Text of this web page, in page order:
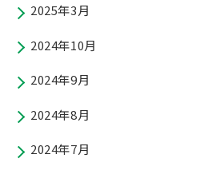
2025年3月
2024年10月
2024年9月
2024年8月
2024年7月